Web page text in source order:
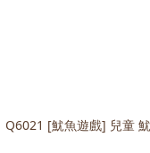
Q6021 [魷魚遊戲] 兒童 魷魚遊戲 桃紅色士兵製服